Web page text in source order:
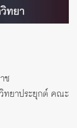
ช
ทยาประยุกต์ คณะ